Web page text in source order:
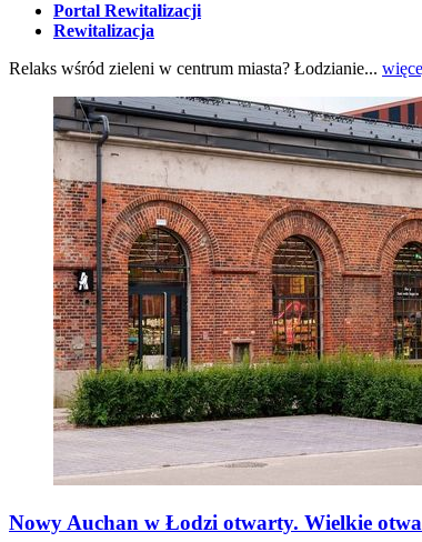
Portal Rewitalizacji
Rewitalizacja
Relaks wśród zieleni w centrum miasta? Łodzianie...
Nowy Auchan w Łodzi otwarty. Wielkie